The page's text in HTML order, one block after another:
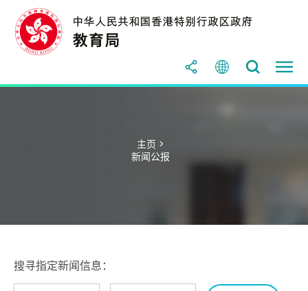
主页 >
新闻公报
搜寻指定新闻信息：